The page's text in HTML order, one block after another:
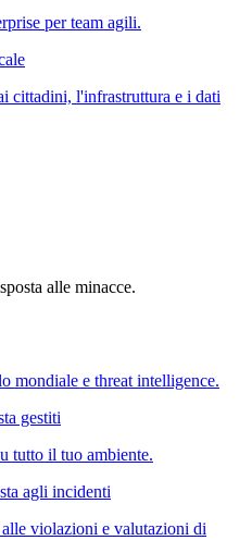
per team agili.
cittadini, l'infrastruttura e i dati
alle minacce.
mondiale e threat intelligence.
gestiti
tutto il tuo ambiente.
agli incidenti
violazioni e valutazioni di